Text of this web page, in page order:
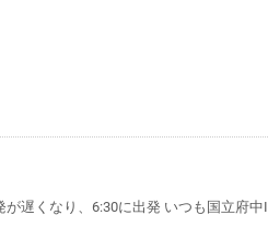
遅くなり、6:30に出発 いつも国立府中